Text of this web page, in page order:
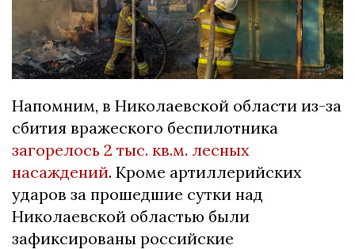
Напомним, в Николаевской области из-за
сбития вражеского беспилотника
загорелось 2 тыс. кв.м. лесных
насаждений. Кроме артиллерийских
ударов за прошедшие сутки над
Николаевской областью были
зафиксированы российские